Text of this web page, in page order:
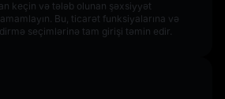
keçin və tələb olunan şəxsiyyət
Bu, ticarət funksiyalarına və
seçimlərinə tam girişi təmin edir.